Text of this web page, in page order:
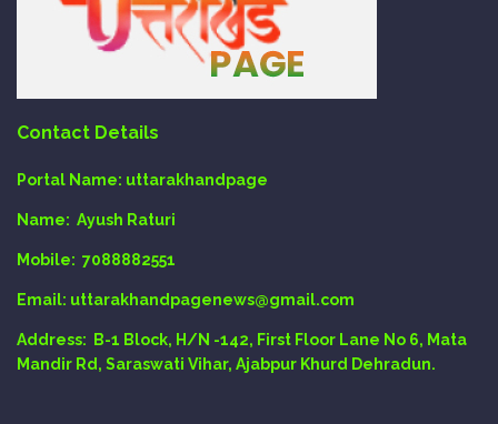
Contact Details
Portal Name: uttarakhandpage
Name: Ayush Raturi
Mobile: 7088882551
Email: uttarakhandpagenews@gmail.com
Address:
B-1 Block, H/N -142, First Floor Lane No 6, Mata
Mandir Rd, Saraswati Vihar, Ajabpur Khurd Dehradun.